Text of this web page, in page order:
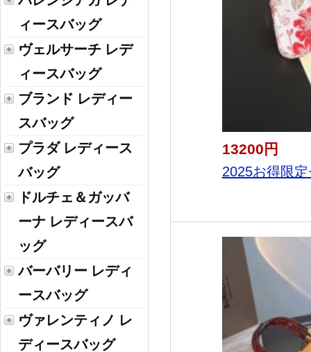
ィースバッグ
ヴェルサーチ レデ
ィースバッグ
ブランド レディー
スバッグ
プラダ レディース
バッグ
ドルチェ＆ガッバ
ーナ レディースバ
ッグ
バーバリー レディ
ースバッグ
ヴァレンティノ レ
ディースバッグ
13200円
2025お得限